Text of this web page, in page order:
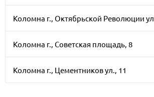
Коломна г., Октябрьской Революции
Коломна г., Советская площадь, 8
Коломна г., Цементников ул., 11